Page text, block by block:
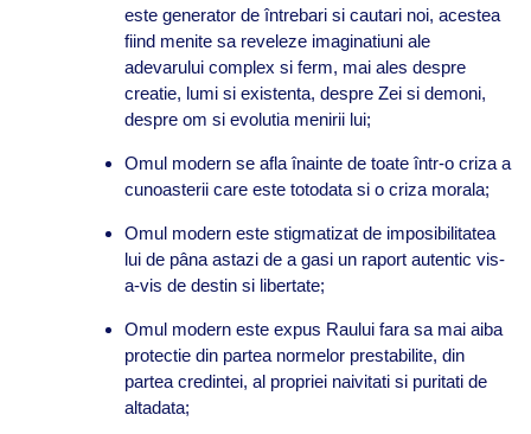
este generator de întrebari si cautari noi, acestea
fiind menite sa reveleze imaginatiuni ale
adevarului complex si ferm, mai ales despre
creatie, lumi si existenta, despre Zei si demoni,
despre om si evolutia menirii lui;
Omul modern se afla înainte de toate într-o criza a
cunoasterii care este totodata si o criza morala;
Omul modern este stigmatizat de imposibilitatea
lui de pâna astazi de a gasi un raport autentic vis-
a-vis de destin si libertate;
Omul modern este expus Raului fara sa mai aiba
protectie din partea normelor prestabilite, din
partea credintei, al propriei naivitati si puritati de
altadata;